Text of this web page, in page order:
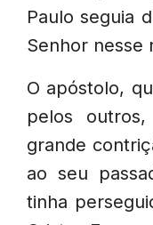
Paulo seguia
Senhor nesse
O apóstolo,
pelos
grande
ao seu
tinha